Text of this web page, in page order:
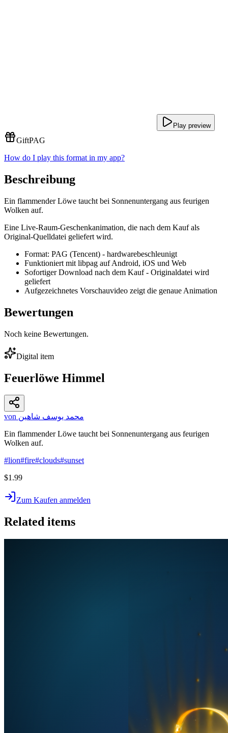
Play preview
GiftPAG
How do I play this format in my app?
Beschreibung
Ein flammender Löwe taucht bei Sonnenuntergang aus feurigen
Wolken auf.
Eine Live-Raum-Geschenkanimation, die nach dem Kauf als
Original-Quelldatei geliefert wird.
Format: PAG (Tencent) - hardwarebeschleunigt
Funktioniert mit libpag auf Android, iOS und Web
Sofortiger Download nach dem Kauf - Originaldatei wird
geliefert
Aufgezeichnetes Vorschauvideo zeigt die genaue Animation
Bewertungen
Noch keine Bewertungen.
Digital item
Feuerlöwe Himmel
von محمد يوسف شاهين
Ein flammender Löwe taucht bei Sonnenuntergang aus feurigen
Wolken auf.
#lion#fire#clouds#sunset
$1.99
Zum Kaufen anmelden
Related items